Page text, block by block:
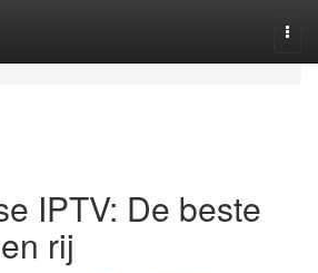
IPTV: De beste
rij